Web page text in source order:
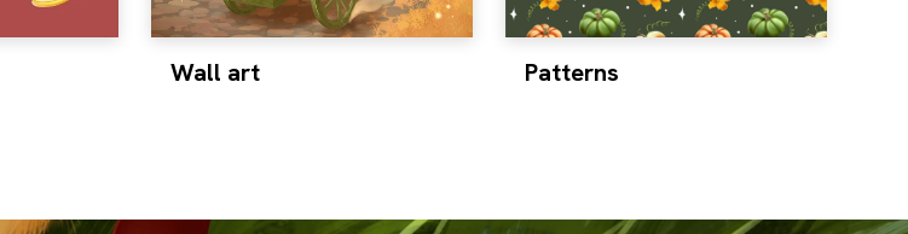
Wall art Patterns